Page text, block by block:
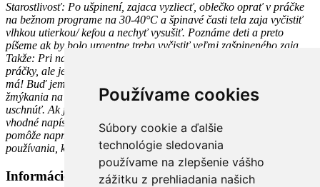
Používame cookies
Súbory cookie a ďalšie
technológie sledovania
používame na zlepšenie vášho
zážitku z prehliadania našich
Starostlivosť: Po ušpinení, zajaca vyzliecť, oblečko oprať v práčke
na bežnom programe na 30-40°C a špinavé časti tela zaja vyčistiť
vlhkou utierkou/ kefou a nechyť vysušiť. Poznáme deti a preto
píšeme ak by bolo urgentne treba vyčistiť veľmi zašpineného zaja.
Takže: Pri nadmernom zašpinení je možné zaja dať prať aj do
práčky, ale jedine na tom najšetrnejšom programe, aký Vaša práčka
má! Buď jemné pranie, vlna a pod. Pozor! Pranie nastaviť bez
žmýkania na nízkej teplote. Po opratí, nechajte zajka len tak voľne
uschnúť. Ak ju máte ako hračku aj reálne využívať, brali sme
vhodné napísať Vám to sem. Možno to v prípade potreby raz
pomôže napr. pri nehode na záhrade alebo po dlhých rokoch
používania, keď ho bude treba trošku oživiť.:)
Informácie